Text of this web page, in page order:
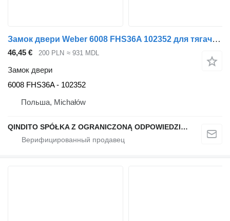
Замок двери Weber 6008 FHS36A 102352 для тягача MAN TGL
46,45 € 200 PLN ≈ 931 MDL
Замок двери
6008 FHS36A - 102352
Польша, Michałów
QINDITO SPÓŁKA Z OGRANICZONĄ ODPOWIEDZIALNOŚCIĄ